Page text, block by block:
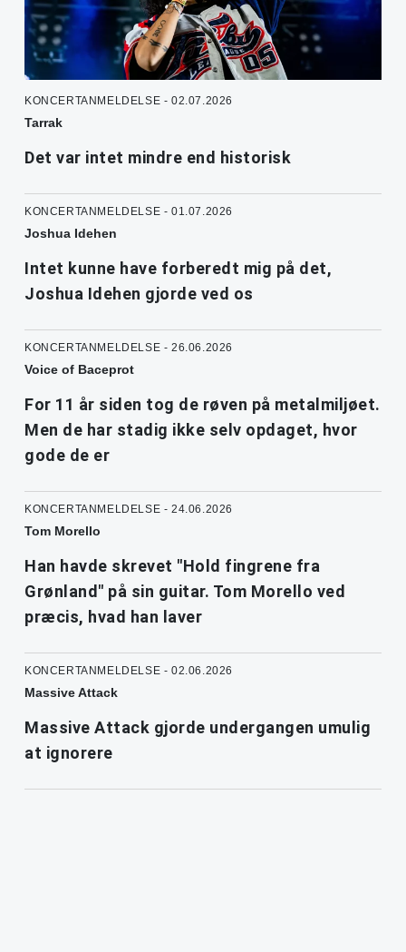
KONCERTANMELDELSE - 02.07.2026
Tarrak
Det var intet mindre end historisk
KONCERTANMELDELSE - 01.07.2026
Joshua Idehen
Intet kunne have forberedt mig på det,
Joshua Idehen gjorde ved os
KONCERTANMELDELSE - 26.06.2026
Voice of Baceprot
For 11 år siden tog de røven på metalmiljøet.
Men de har stadig ikke selv opdaget, hvor
gode de er
KONCERTANMELDELSE - 24.06.2026
Tom Morello
Han havde skrevet "Hold fingrene fra
Grønland" på sin guitar. Tom Morello ved
præcis, hvad han laver
KONCERTANMELDELSE - 02.06.2026
Massive Attack
Massive Attack gjorde undergangen umulig
at ignorere